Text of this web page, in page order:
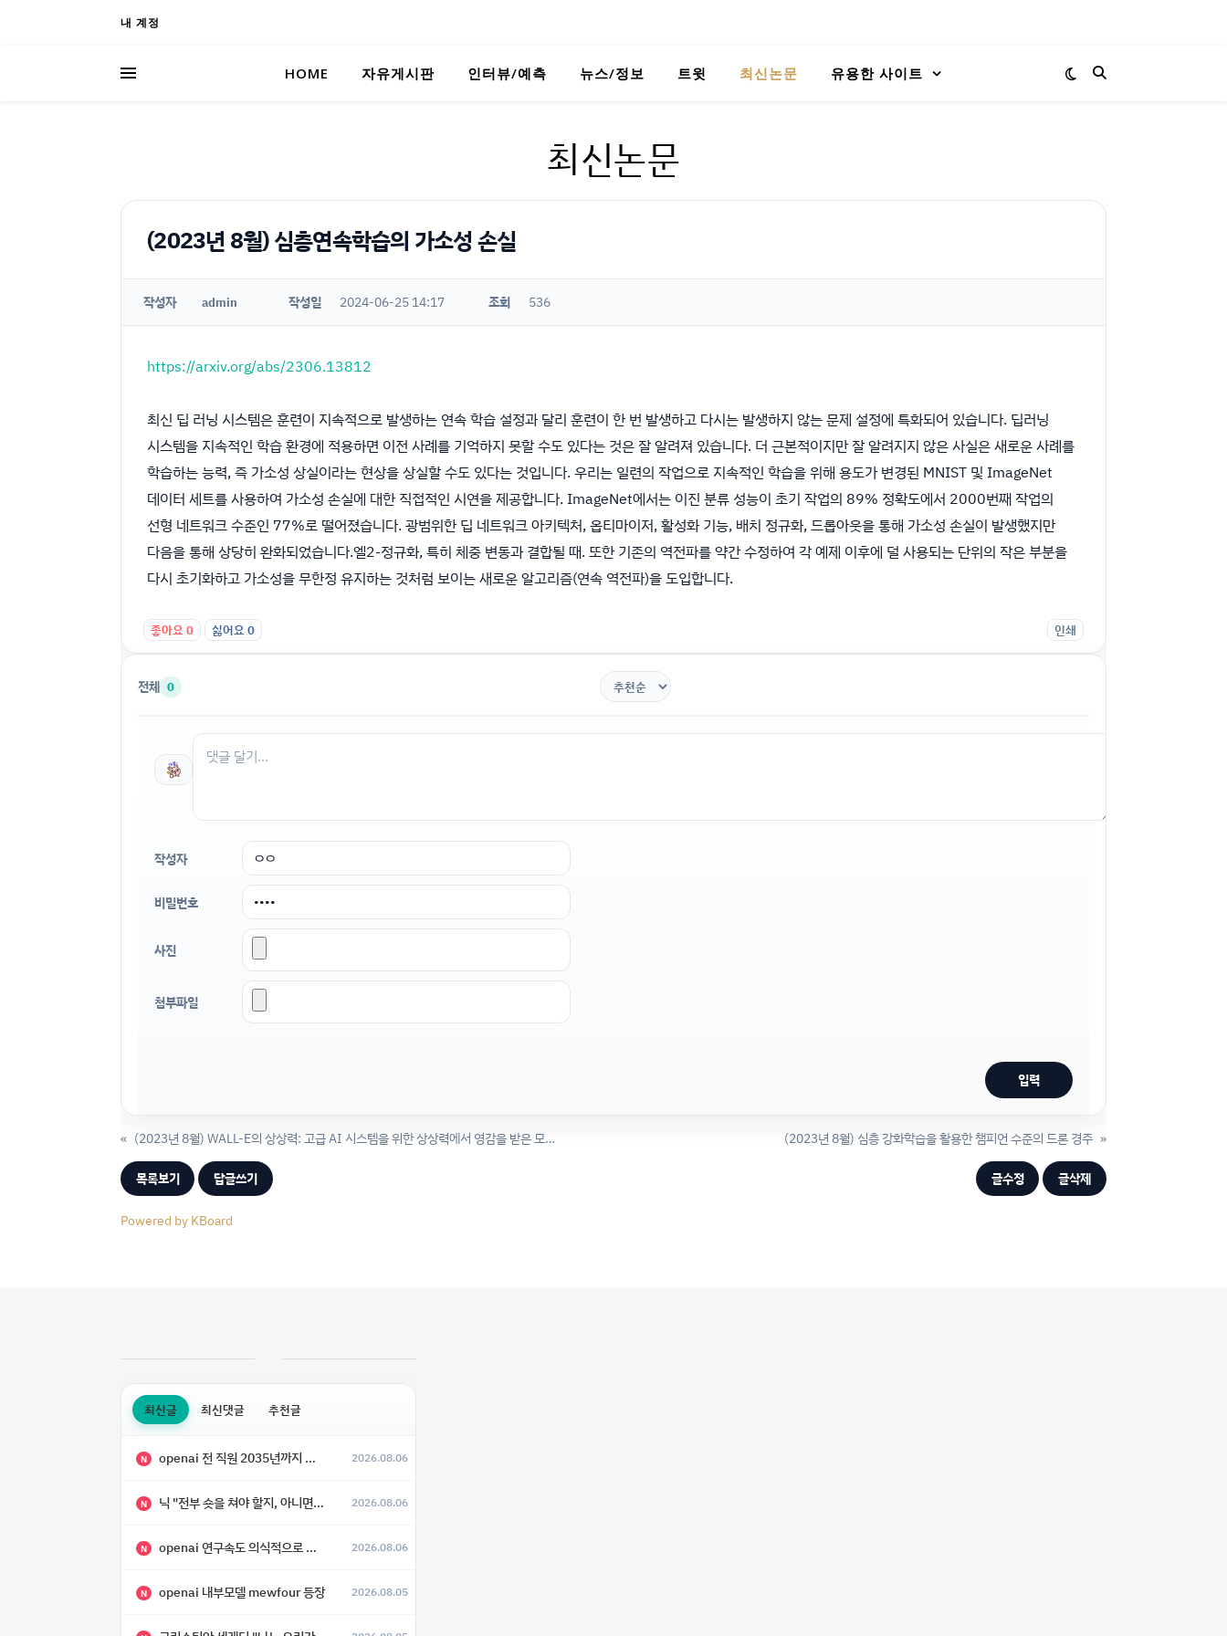
내 계정
HOME 자유게시판 인터뷰/예측 뉴스/정보 트윗 최신논문 유용한 사이트
최신논문
(2023년 8월) 심층연속학습의 가소성 손실
작성자 admin 작성일 2024-06-25 14:17 조회 536
https://arxiv.org/abs/2306.13812
최신 딥 러닝 시스템은 훈련이 지속적으로 발생하는 연속 학습 설정과 달리 훈련이 한 번 발생하고 다시는 발생하지 않는 문제 설정에 특화되어 있습니다. 딥러닝
시스템을 지속적인 학습 환경에 적용하면 이전 사례를 기억하지 못할 수도 있다는 것은 잘 알려져 있습니다. 더 근본적이지만 잘 알려지지 않은 사실은 새로운 사례를
학습하는 능력, 즉 가소성 상실이라는 현상을 상실할 수도 있다는 것입니다. 우리는 일련의 작업으로 지속적인 학습을 위해 용도가 변경된 MNIST 및 ImageNet
데이터 세트를 사용하여 가소성 손실에 대한 직접적인 시연을 제공합니다. ImageNet에서는 이진 분류 성능이 초기 작업의 89% 정확도에서 2000번째 작업의
선형 네트워크 수준인 77%로 떨어졌습니다. 광범위한 딥 네트워크 아키텍처, 옵티마이저, 활성화 기능, 배치 정규화, 드롭아웃을 통해 가소성 손실이 발생했지만
다음을 통해 상당히 완화되었습니다.엘2-정규화, 특히 체중 변동과 결합될 때. 또한 기존의 역전파를 약간 수정하여 각 예제 이후에 덜 사용되는 단위의 작은 부분을
다시 초기화하고 가소성을 무한정 유지하는 것처럼 보이는 새로운 알고리즘(연속 역전파)을 도입합니다.
좋아요0 싫어요0 인쇄
전체 0
작성자
비밀번호
사진
첨부파일
« (2023년 8월) WALL-E의 상상력: 고급 AI 시스템을 위한 상상력에서 영감을 받은 모듈로 경험 재구성 (2023년 8월) 심층 강화학습을 활용한 챔피언 수준의 드론 경주 »
목록보기 답글쓰기 글수정 글삭제
Powered by KBoard
최신글 최신댓글 추천글
N openai 전 직원 2035년까지 텔레파시가 어떻게 생길 수 있는지 2026.08.06
N 닉 "전부 숏을 쳐야 할지, 아니면 특이점이 오니까 전부 롱을 쳐야 할지 모르겠다.” 2026.08.06
N openai 연구속도 의식적으로 늦추고 있다 2026.08.06
N openai 내부모델 mewfour 등장 2026.08.05